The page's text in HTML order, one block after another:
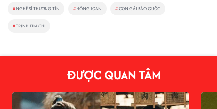
# NGHỆ SĨ THƯƠNG TÍN # HỒNG LOAN #CON GÁI BẢO QUỐC
#TRỊNH KIM CHI
ĐƯỢC QUAN TÂM